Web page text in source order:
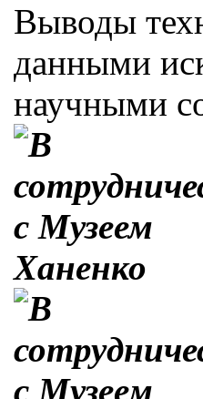
Выводы
данными
научными